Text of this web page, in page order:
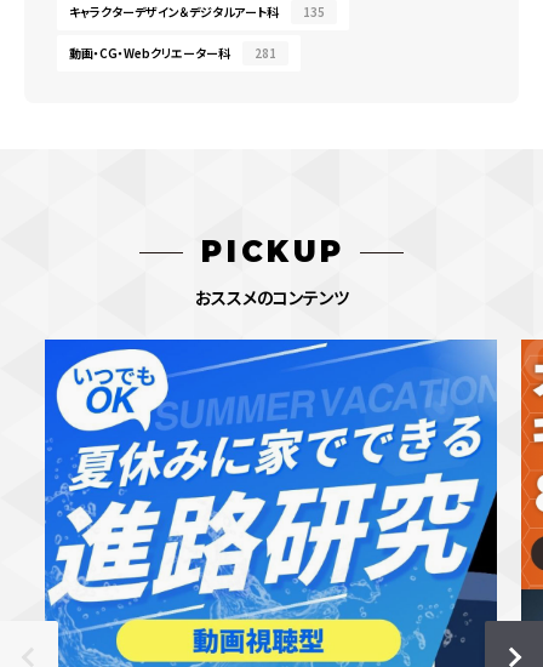
キャラクターデザイン＆デジタルアート科 135
動画・CG・Webクリエーター科 281
PICKUP
おススメのコンテンツ